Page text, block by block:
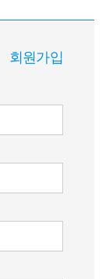
회원가입